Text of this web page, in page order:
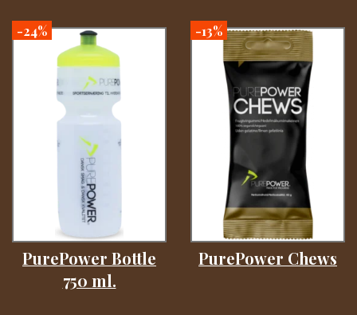
-24%
PurePower Bottle
750 ml.
-13%
PurePower Chews